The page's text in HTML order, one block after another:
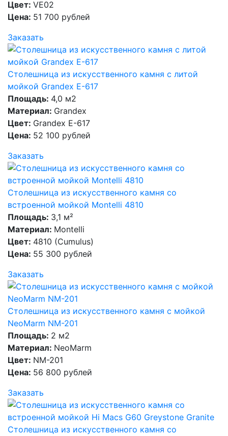
Цвет: VE02
Цена: 51 700 рублей
Заказать
Столешница из искусственного камня с литой
мойкой Grandex E-617
Площадь: 4,0 м2
Материал: Grandex
Цвет: Grandex E-617
Цена: 52 100 рублей
Заказать
Столешница из искусственного камня со
встроенной мойкой Montelli 4810
Площадь: 3,1 м²
Материал: Montelli
Цвет: 4810 (Cumulus)
Цена: 55 300 рублей
Заказать
Столешница из искусственного камня с мойкой
NeoMarm NM-201
Площадь: 2 м2
Материал: NeoMarm
Цвет: NM-201
Цена: 56 800 рублей
Заказать
Столешница из искусственного камня со